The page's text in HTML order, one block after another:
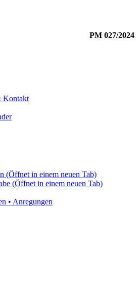
PM 027/2024
Kontakt
(Öffnet in einem neuen Tab)
(Öffnet in einem neuen Tab)
• Anregungen